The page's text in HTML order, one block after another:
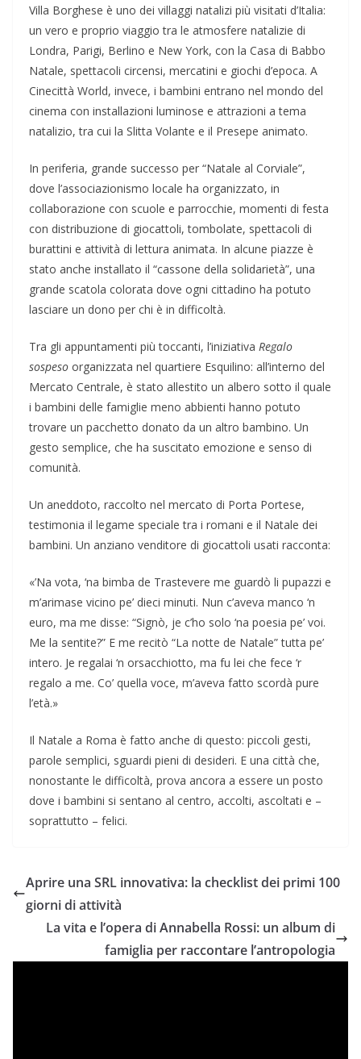
Villa Borghese è uno dei villaggi natalizi più visitati d’Italia:
un vero e proprio viaggio tra le atmosfere natalizie di
Londra, Parigi, Berlino e New York, con la Casa di Babbo
Natale, spettacoli circensi, mercatini e giochi d’epoca. A
Cinecittà World, invece, i bambini entrano nel mondo del
cinema con installazioni luminose e attrazioni a tema
natalizio, tra cui la Slitta Volante e il Presepe animato.
In periferia, grande successo per “Natale al Corviale”,
dove l’associazionismo locale ha organizzato, in
collaborazione con scuole e parrocchie, momenti di festa
con distribuzione di giocattoli, tombolate, spettacoli di
burattini e attività di lettura animata. In alcune piazze è
stato anche installato il “cassone della solidarietà”, una
grande scatola colorata dove ogni cittadino ha potuto
lasciare un dono per chi è in difficoltà.
Tra gli appuntamenti più toccanti, l’iniziativa Regalo
sospeso organizzata nel quartiere Esquilino: all’interno del
Mercato Centrale, è stato allestito un albero sotto il quale
i bambini delle famiglie meno abbienti hanno potuto
trovare un pacchetto donato da un altro bambino. Un
gesto semplice, che ha suscitato emozione e senso di
comunità.
Un aneddoto, raccolto nel mercato di Porta Portese,
testimonia il legame speciale tra i romani e il Natale dei
bambini. Un anziano venditore di giocattoli usati racconta:
«’Na vota, ‘na bimba de Trastevere me guardò li pupazzi e
m’arimase vicino pe’ dieci minuti. Nun c’aveva manco ‘n
euro, ma me disse: “Signò, je c’ho solo ‘na poesia pe’ voi.
Me la sentite?” E me recitò “La notte de Natale” tutta pe’
intero. Je regalai ‘n orsacchiotto, ma fu lei che fece ‘r
regalo a me. Co’ quella voce, m’aveva fatto scordà pure
l’età.»
Il Natale a Roma è fatto anche di questo: piccoli gesti,
parole semplici, sguardi pieni di desideri. E una città che,
nonostante le difficoltà, prova ancora a essere un posto
dove i bambini si sentano al centro, accolti, ascoltati e –
soprattutto – felici.
Aprire una SRL innovativa: la checklist dei primi 100
giorni di attività
La vita e l’opera di Annabella Rossi: un album di
famiglia per raccontare l’antropologia